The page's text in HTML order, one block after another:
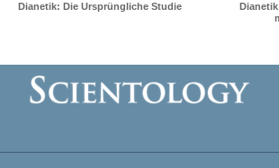
Dianetik: Die Ursprüngliche Studie